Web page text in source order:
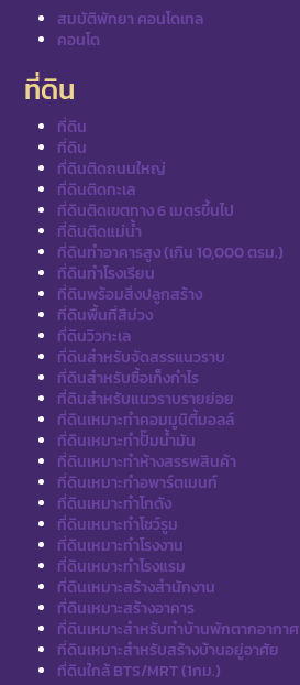
สมบัติพัทยา คอนโดเทล
คอนโด
ที่ดิน
ที่ดิน
ที่ดิน
ที่ดินติดถนนใหญ่
ที่ดินติดทะเล
ที่ดินติดเขตทาง 6 เมตรขึ้นไป
ที่ดินติดแม่น้ำ
ที่ดินทำอาคารสูง (เกิน 10,000 ตรม.)
ที่ดินทำโรงเรียน
ที่ดินพร้อมสิ่งปลูกสร้าง
ที่ดินพื้นที่สีม่วง
ที่ดินวิวทะเล
ที่ดินสำหรับจัดสรรแนวราบ
ที่ดินสำหรับซื้อเก็งกำไร
ที่ดินสำหรับแนวราบรายย่อย
ที่ดินเหมาะทำคอมมูนิตี้มอลล์
ที่ดินเหมาะทำปั๊มน้ำมัน
ที่ดินเหมาะทำห้างสรรพสินค้า
ที่ดินเหมาะทำอพาร์ตเมนท์
ที่ดินเหมาะทำโกดัง
ที่ดินเหมาะทำโชว์รูม
ที่ดินเหมาะทำโรงงาน
ที่ดินเหมาะทำโรงแรม
ที่ดินเหมาะสร้างสำนักงาน
ที่ดินเหมาะสร้างอาคาร
ที่ดินเหมาะสำหรับทำบ้านพักตากอากาศ
ที่ดินเหมาะสำหรับสร้างบ้านอยู่อาศัย
ที่ดินใกล้ BTS/MRT (1กม.)